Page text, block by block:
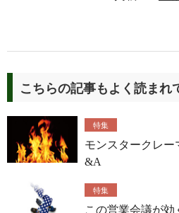
こちらの記事もよく読まれ
特集
モンスタークレー
&A
特集
この営業会議が効